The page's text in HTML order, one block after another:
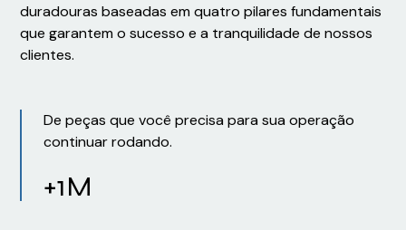
duradouras baseadas em quatro pilares fundamentais
que garantem o sucesso e a tranquilidade de nossos
clientes.
De peças que você precisa para sua operação
continuar rodando.
+1M